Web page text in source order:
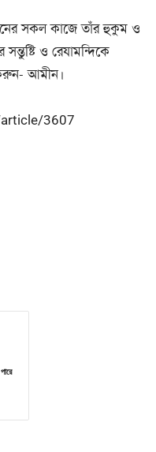
সকল কাজে তাঁর হুকুম ও
ও রেযামন্দিকে
আমীন।
3607